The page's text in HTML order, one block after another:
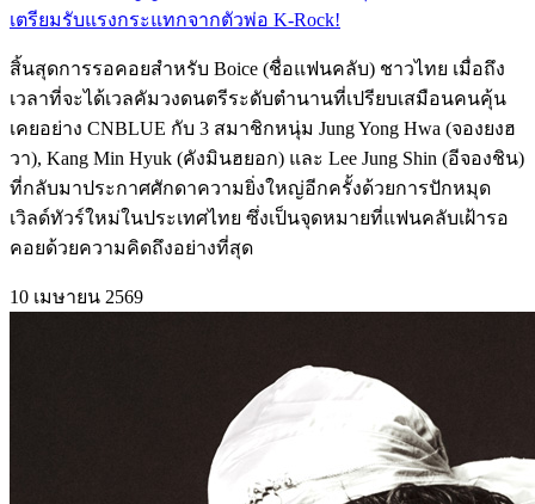
เตรียมรับแรงกระแทกจากตัวพ่อ K-Rock!
สิ้นสุดการรอคอยสำหรับ Boice (ชื่อแฟนคลับ) ชาวไทย เมื่อถึง
เวลาที่จะได้เวลคัมวงดนตรีระดับตำนานที่เปรียบเสมือนคนคุ้น
เคยอย่าง CNBLUE กับ 3 สมาชิกหนุ่ม Jung Yong Hwa (จองยงฮ
วา), Kang Min Hyuk (คังมินฮยอก) และ Lee Jung Shin (อีจองชิน)
ที่กลับมาประกาศศักดาความยิ่งใหญ่อีกครั้งด้วยการปักหมุด
เวิลด์ทัวร์ใหม่ในประเทศไทย ซึ่งเป็นจุดหมายที่แฟนคลับเฝ้ารอ
คอยด้วยความคิดถึงอย่างที่สุด
10 เมษายน 2569